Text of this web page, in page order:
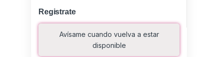
Registrate
Avísame cuando vuelva a estar
disponible